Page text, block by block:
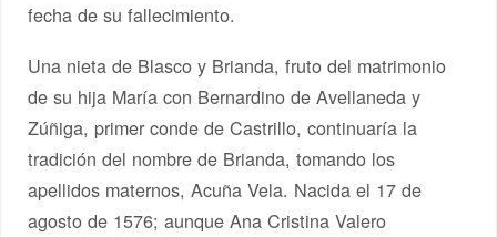
fecha de su fallecimiento.
Una nieta de Blasco y Brianda, fruto del matrimonio
de su hija María con Bernardino de Avellaneda y
Zúñiga, primer conde de Castrillo, continuaría la
tradición del nombre de Brianda, tomando los
apellidos maternos, Acuña Vela. Nacida el 17 de
agosto de 1576; aunque Ana Cristina Valero